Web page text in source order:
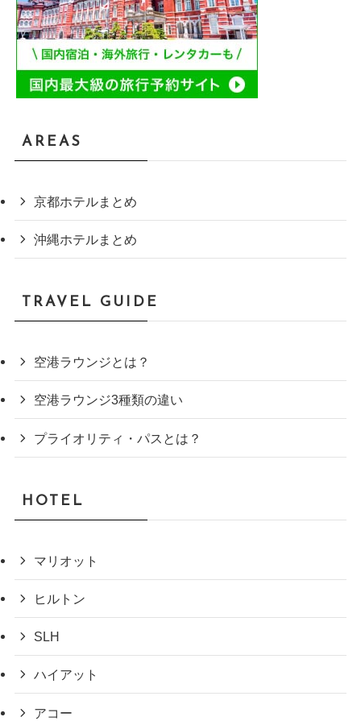
AREAS
京都ホテルまとめ
沖縄ホテルまとめ
TRAVEL GUIDE
空港ラウンジとは？
空港ラウンジ3種類の違い
プライオリティ・パスとは？
HOTEL
マリオット
ヒルトン
SLH
ハイアット
アコー